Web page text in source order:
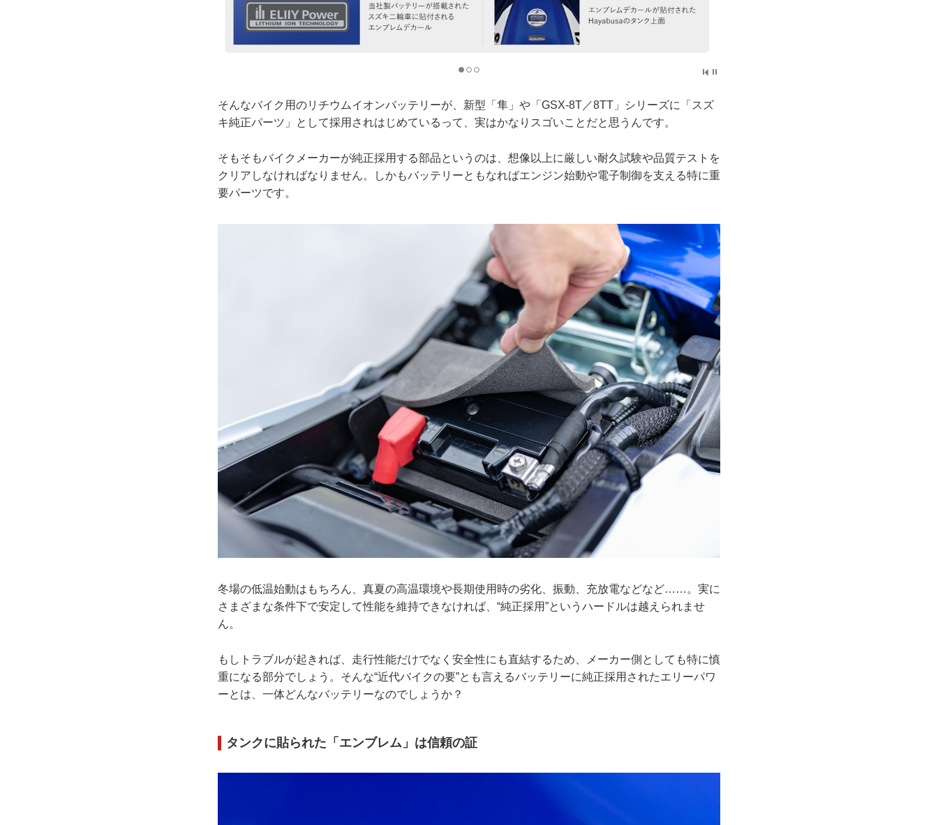
そんなバイク用のリチウムイオンバッテリーが、新型「隼」や「GSX-8T／8TT」シリーズに「スズ
キ純正パーツ」として採用されはじめているって、実はかなりスゴいことだと思うんです。
そもそもバイクメーカーが純正採用する部品というのは、想像以上に厳しい耐久試験や品質テストを
クリアしなければなりません。しかもバッテリーともなればエンジン始動や電子制御を支える特に重
要パーツです。
冬場の低温始動はもちろん、真夏の高温環境や長期使用時の劣化、振動、充放電などなど……。実に
さまざまな条件下で安定して性能を維持できなければ、“純正採用”というハードルは越えられませ
ん。
もしトラブルが起きれば、走行性能だけでなく安全性にも直結するため、メーカー側としても特に慎
重になる部分でしょう。そんな“近代バイクの要”とも言えるバッテリーに純正採用されたエリーパワ
ーとは、一体どんなバッテリーなのでしょうか？
タンクに貼られた「エンブレム」は信頼の証